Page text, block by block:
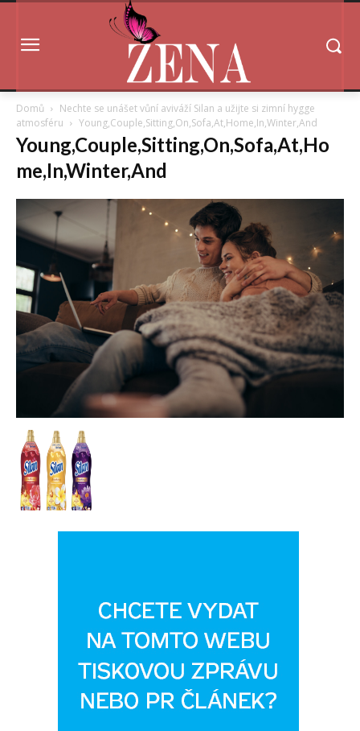
Domů
Nechte se unášet vůní aviváží Silan a užijte si zimní hygge
atmosféru
Young,Couple,Sitting,On,Sofa,At,Home,In,Winter,And
Young,Couple,Sitting,On,Sofa,At,Ho
me,In,Winter,And